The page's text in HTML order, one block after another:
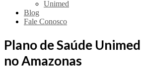
Unimed
Blog
Fale Conosco
Plano de Saúde
no Amazonas